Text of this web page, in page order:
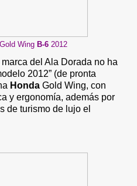
Wing B-6 2012
del Ala Dorada no ha
2012” (de pronta
Honda Gold Wing, con
y ergonomía, además por
de turismo de lujo el